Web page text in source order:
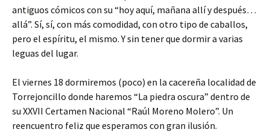
antiguos cómicos con su “hoy aquí, mañana allí y después…
allá”. Sí, sí, con más comodidad, con otro tipo de caballos,
pero el espíritu, el mismo. Y sin tener que dormir a varias
leguas del lugar.
El viernes 18 dormiremos (poco) en la cacereña localidad de
Torrejoncillo donde haremos “La piedra oscura” dentro de
su XXVII Certamen Nacional “Raúl Moreno Molero”. Un
reencuentro feliz que esperamos con gran ilusión.